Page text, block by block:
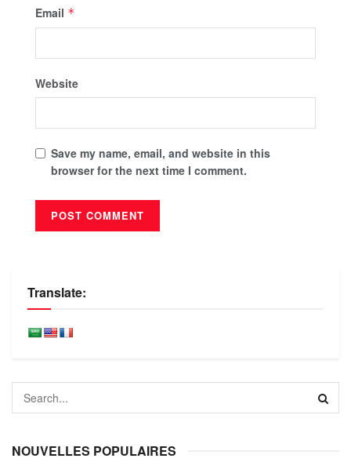
Email *
Website
Save my name, email, and website in this
browser for the next time I comment.
Translate:
NOUVELLES POPULAIRES